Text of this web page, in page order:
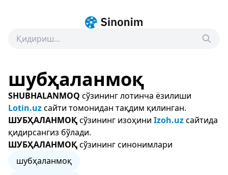
шубҳаланмоқ
SHUBHALANMOQ сўзининг лотинча ёзилиши
Lotin.uzсайти томонидан тақдим қилинган.
ШУБҲАЛАНМОҚсўзининг изоҳини Izoh.uzсайтида
қидирсангиз бўлади.
ШУБҲАЛАНМОҚсўзининг синонимлари
шубҳаланмоқ